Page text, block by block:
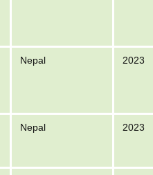
Nepal 2023
Nepal 2023